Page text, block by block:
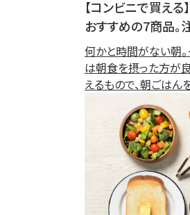
【コンビニで買え
おすすめの7商品。
何かと時間がない朝
は朝食を摂った方が
えるもので、朝ごは